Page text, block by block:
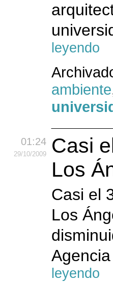
leyendo
ambiente
01:24
29/10/2009
Casi
Los
Casi el
Los
leyendo